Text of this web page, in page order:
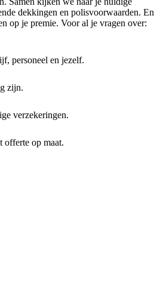
dekkingen en polisvoorwaarden. En
op je premie. Voor al je vragen over:
personeel en jezelf.
zijn.
verzekeringen.
offerte op maat.